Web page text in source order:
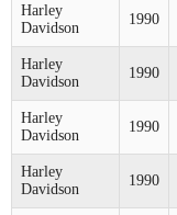
Harley
Davidson
1990
Harley
Davidson
1990
Harley
Davidson
1990
Harley
Davidson
1990